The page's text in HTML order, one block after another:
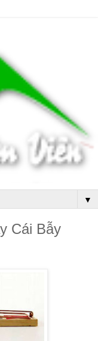
▼
Cái Bẫy